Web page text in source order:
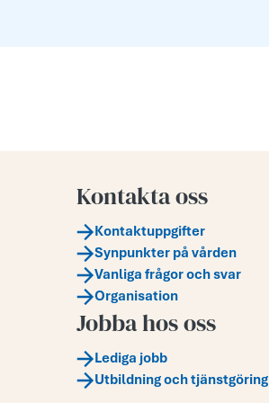
Kontakta oss
Kontaktuppgifter
Synpunkter på vården
Vanliga frågor och svar
Organisation
Jobba hos oss
Lediga jobb
Utbildning och tjänstgöring